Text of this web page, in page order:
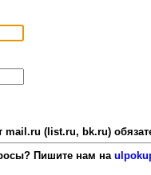
mail.ru (list.ru, bk.ru)
Пишите нам на